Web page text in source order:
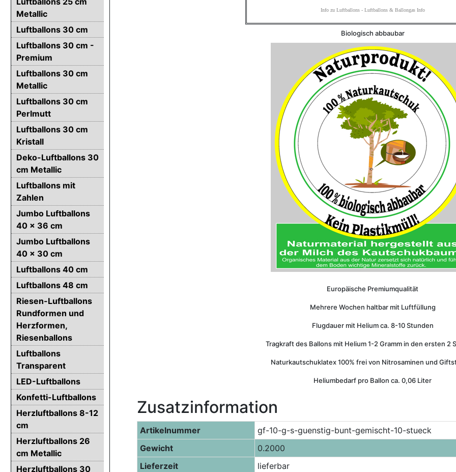
Info zu Luftballons- Luftballons & Ballongas Info
Biologisch abbaubar
Europäische Premiumqualität
Mehrere Wochen haltbar mit Luftfüllung
Flugdauer mit Helium ca. 8-10 Stunden
Tragkraft des Ballons mit Helium 1-2 Gramm in den ersten 2
Naturkautschuklatex 100% frei von Nitrosaminen und
Heliumbedarf pro Ballon ca. 0,06 Liter
Zusatzinformation
Artikelnummer
gf-10-g-s-guenstig-bunt-gemischt-10-stueck
Gewicht
0.2000
Lieferzeit
lieferbar
Metallic
Luftballons 30 cm
Luftballons 30 cm -
Premium
Luftballons 30 cm
Metallic
Luftballons 30 cm
Perlmutt
Luftballons 30 cm
Kristall
Deko-Luftballons 30
cm Metallic
Luftballons mit
Zahlen
Jumbo Luftballons
40 x 36 cm
Jumbo Luftballons
40 x 30 cm
Luftballons 40 cm
Luftballons 48 cm
Riesen-Luftballons
Rundformen und
Herzformen,
Riesenballons
Luftballons
Transparent
LED-Luftballons
Konfetti-Luftballons
Herzluftballons 8-12
cm
Herzluftballons 26
cm Metallic
Herzluftballons 30